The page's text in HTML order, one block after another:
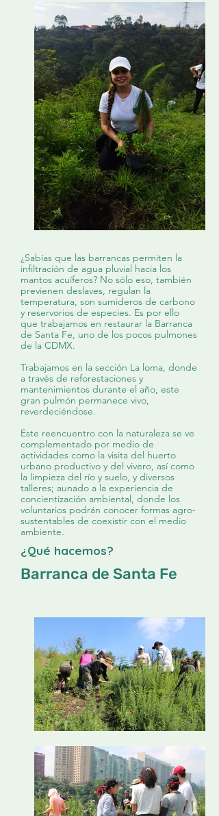
¿Sabías que las barrancas permiten la
infiltración de agua pluvial hacia los
mantos acuíferos? No sólo eso, también
previenen deslaves, regulan la
temperatura, son sumideros de carbono
y reservorios de especies. Es por ello
que trabajamos en restaurar la Barranca
de Santa Fe, uno de los pocos pulmones
de la CDMX.
Trabajamos en la sección La loma, donde
a través de reforestaciones y
mantenimientos durante el año, este
gran pulmón permanece vivo,
reverdeciéndose.
Este reencuentro con la naturaleza se ve
complementado por medio de
actividades como la visita del huerto
urbano productivo y del vivero, así como
la limpieza del río y suelo, y diversos
talleres; aunado a la experiencia de
concientización ambiental, donde los
voluntarios podrán conocer formas agro-
sustentables de coexistir con el medio
ambiente.
¿Qué hacemos?
Barranca de Santa Fe